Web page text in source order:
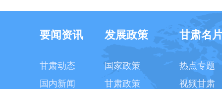
要闻资讯
甘肃动态
国内新闻
发展政策
国家政策
甘肃政策
甘肃名
热点专题
视频甘肃